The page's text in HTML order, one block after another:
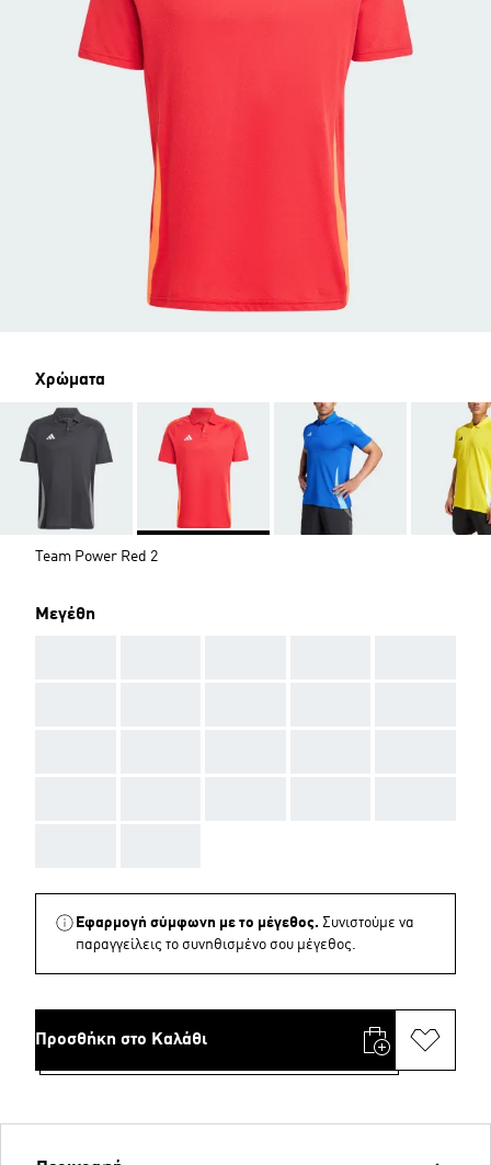
Χρώματα
Team Power Red 2
Μεγέθη
Εφαρμογή σύμφωνη με το μέγεθος. Συνιστούμε να
παραγγείλεις το συνηθισμένο σου μέγεθος.
Προσθήκη στο Καλάθι